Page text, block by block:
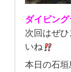
ダイビン
次回はぜ
いね
本日の石垣